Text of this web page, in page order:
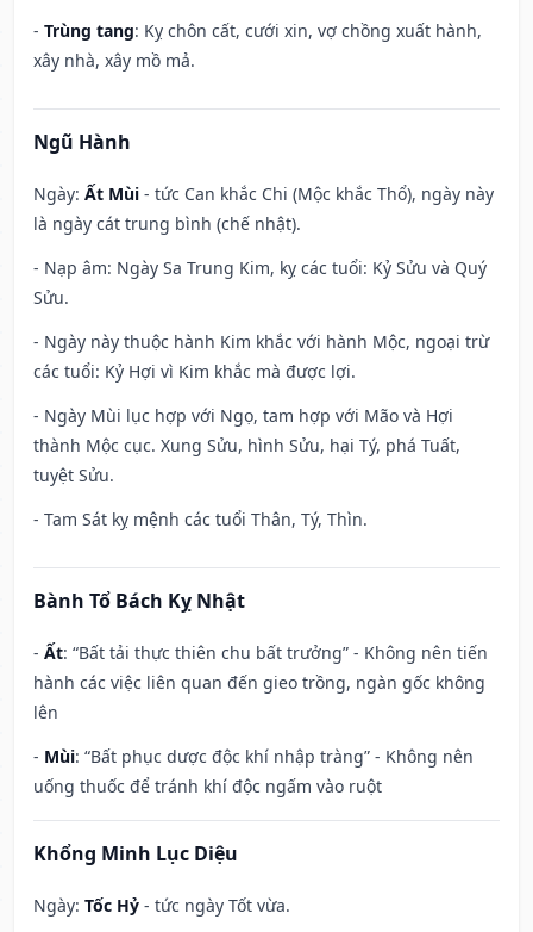
- Trùng tang: Kỵ chôn cất, cưới xin, vợ chồng xuất hành,
xây nhà, xây mồ mả.
Ngũ Hành
Ngày: Ất Mùi - tức Can khắc Chi (Mộc khắc Thổ), ngày này
là ngày cát trung bình (chế nhật).
- Nạp âm: Ngày Sa Trung Kim, kỵ các tuổi: Kỷ Sửu và Quý
Sửu.
- Ngày này thuộc hành Kim khắc với hành Mộc, ngoại trừ
các tuổi: Kỷ Hợi vì Kim khắc mà được lợi.
- Ngày Mùi lục hợp với Ngọ, tam hợp với Mão và Hợi
thành Mộc cục. Xung Sửu, hình Sửu, hại Tý, phá Tuất,
tuyệt Sửu.
- Tam Sát kỵ mệnh các tuổi Thân, Tý, Thìn.
Bành Tổ Bách Kỵ Nhật
- Ất: “Bất tải thực thiên chu bất trưởng” - Không nên tiến
hành các việc liên quan đến gieo trồng, ngàn gốc không
lên
- Mùi: “Bất phục dược độc khí nhập tràng” - Không nên
uống thuốc để tránh khí độc ngấm vào ruột
Khổng Minh Lục Diệu
Ngày: Tốc Hỷ - tức ngày Tốt vừa.